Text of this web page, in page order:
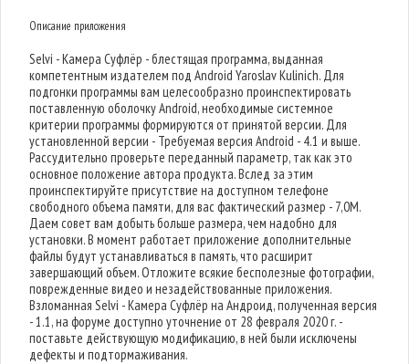
Описание приложения
Selvi - Камера Суфлёр - блестящая программа, выданная
компетентным издателем под Android Yaroslav Kulinich. Для
подгонки программы вам целесообразно проинспектировать
поставленную оболочку Android, необходимые системное
критерии программы формируются от принятой версии. Для
установленной версии - Требуемая версия Android - 4.1 и выше.
Рассудительно проверьте переданный параметр, так как это
основное положение автора продукта. Вслед за этим
проинспектируйте присутствие на доступном телефоне
свободного объема памяти, для вас фактический размер - 7,0M.
Даем совет вам добыть больше размера, чем надобно для
установки. В момент работает приложение дополнительные
файлы будут устанавливаться в память, что расширит
завершающий объем. Отложите всякие бесполезные фотографии,
поврежденные видео и незадействованные приложения.
Взломанная Selvi - Камера Суфлёр на Андроид, полученная версия
- 1.1, на форуме доступно уточнение от 28 февраля 2020 г. -
поставьте действующую модификацию, в ней были исключены
дефекты и подтормаживания.